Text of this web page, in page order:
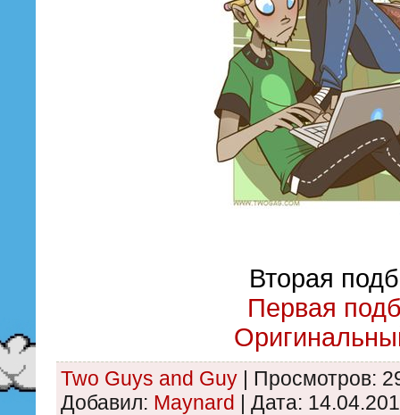
Вторая
Первая
Two Guys and Guy | Просмотров:
Добавил: Maynard | Дата: